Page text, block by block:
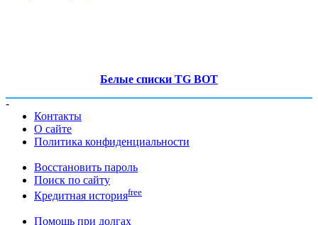
Белые списки TG BOT
-
Контакты
О сайте
Политика конфиденциальности
Восстановить пароль
Поиск по сайту
Кредитная историяfree
Помощь при долгах